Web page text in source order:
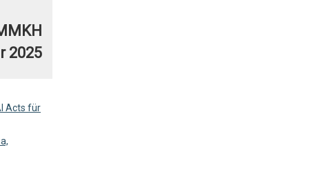
2025
Acts für